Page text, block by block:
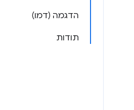
הדגמה (דמו)
תודות